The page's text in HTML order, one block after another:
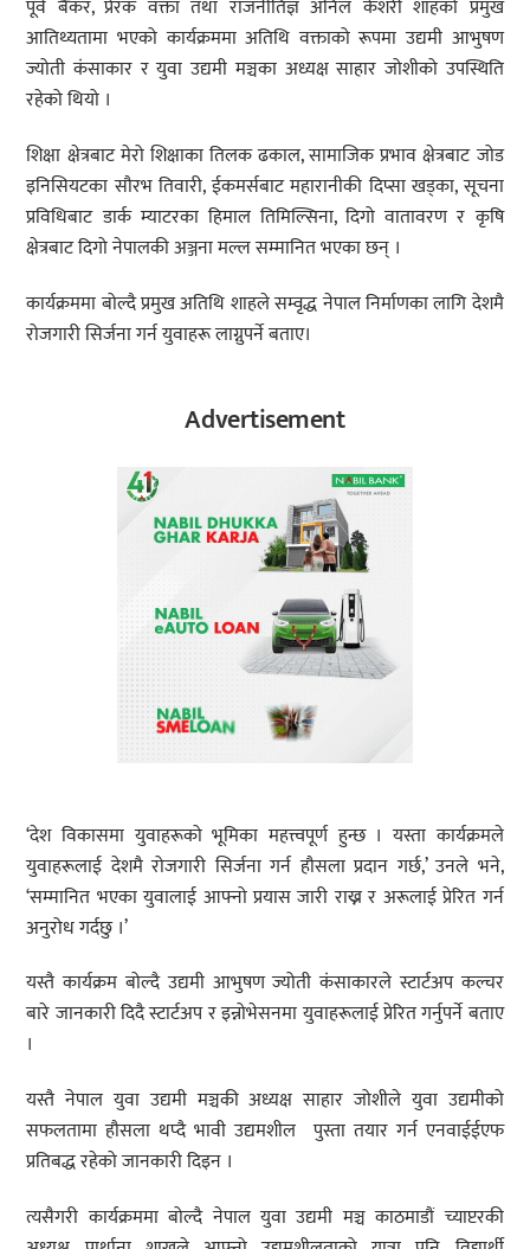
पूर्व बैंकर, प्रेरक वक्ता तथा राजनीतिज्ञ अनिल केशरी शाहको प्रमुख
आतिथ्यतामा भएको कार्यक्रममा अतिथि वक्ताको रूपमा उद्यमी आभुषण
ज्योती कंसाकार र युवा उद्यमी मञ्चका अध्यक्ष साहार जोशीको उपस्थिति
रहेको थियो ।
शिक्षा क्षेत्रबाट मेरो शिक्षाका तिलक ढकाल, सामाजिक प्रभाव क्षेत्रबाट जोड
इनिसियटका सौरभ तिवारी, ईकमर्सबाट महारानीकी दिप्सा खड्का, सूचना
प्रविधिबाट डार्क म्याटरका हिमाल तिमिल्सिना, दिगो वातावरण र कृषि
क्षेत्रबाट दिगो नेपालकी अञ्जना मल्ल सम्मानित भएका छन् ।
कार्यक्रममा बोल्दै प्रमुख अतिथि शाहले सम्वृद्ध नेपाल निर्माणका लागि देशमै
रोजगारी सिर्जना गर्न युवाहरू लाग्नुपर्ने बताए।
Advertisement
‘देश विकासमा युवाहरूको भूमिका महत्त्वपूर्ण हुन्छ । यस्ता कार्यक्रमले
युवाहरूलाई देशमै रोजगारी सिर्जना गर्न हौसला प्रदान गर्छ,’ उनले भने,
‘सम्मानित भएका युवालाई आफ्नो प्रयास जारी राख्न र अरूलाई प्रेरित गर्न
अनुरोध गर्दछु ।’
यस्तै कार्यक्रम बोल्दै उद्यमी आभुषण ज्योती कंसाकारले स्टार्टअप कल्चर
बारे जानकारी दिदै स्टार्टअप र इन्नोभेसनमा युवाहरूलाई प्रेरित गर्नुपर्ने बताए
।
यस्तै नेपाल युवा उद्यमी मञ्चकी अध्यक्ष साहार जोशीले युवा उद्यमीको
सफलतामा हौसला थप्दै भावी उद्यमशील पुस्ता तयार गर्न एनवाईईएफ
प्रतिबद्ध रहेको जानकारी दिइन ।
त्यसैगरी कार्यक्रममा बोल्दै नेपाल युवा उद्यमी मञ्च काठमाडौं च्याप्टरकी